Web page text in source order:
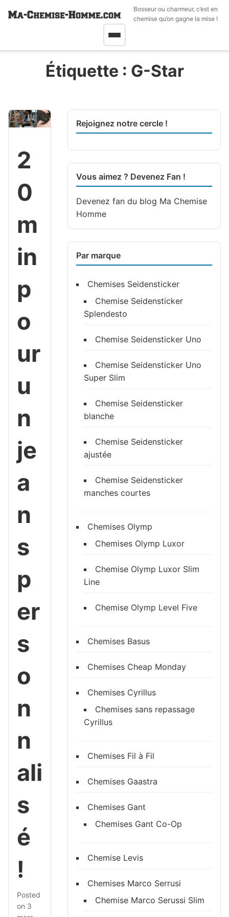
Bosseur ou charmeur, c’est en
chemise qu’on gagne la mise !
Étiquette : G-Star
2
0
m
in
p
o
ur
u
n
je
a
n
s
p
er
s
o
n
n
ali
s
é
!
Posted
on 3
Rejoignez notre cercle !
Vous aimez ? Devenez Fan !
Devenez fan du blog Ma Chemise
Homme
Par marque
Chemises Seidensticker
Chemise Seidensticker
Splendesto
Chemise Seidensticker Uno
Chemise Seidensticker Uno
Super Slim
Chemise Seidensticker
blanche
Chemise Seidensticker
ajustée
Chemise Seidensticker
manches courtes
Chemises Olymp
Chemises Olymp Luxor
Chemise Olymp Luxor Slim
Line
Chemise Olymp Level Five
Chemises Basus
Chemises Cheap Monday
Chemises Cyrillus
Chemises sans repassage
Cyrillus
Chemises Fil à Fil
Chemises Gaastra
Chemises Gant
Chemises Gant Co-Op
Chemise Levis
Chemises Marco Serrusi
Chemise Marco Serussi Slim